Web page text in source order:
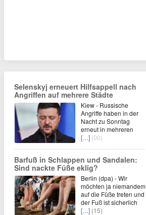
Selenskyj erneuert Hilfsappell nach
Angriffen auf mehrere Städte
Kiew - Russische
Angriffe haben in der
Nacht zu Sonntag
erneut in mehreren
[…] (00)
Barfuß in Schlappen und Sandalen:
Sind nackte Füße eklig?
Berlin (dpa) - Wir
möchten ja niemandem
auf die Füße treten und
der Fuß ist sicherlich
[…] (15)